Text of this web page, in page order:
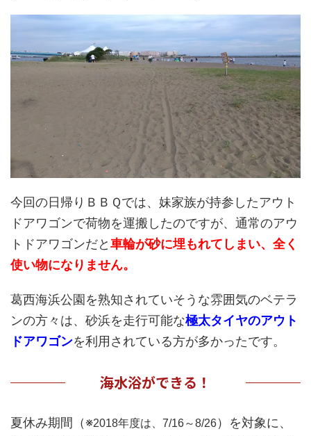
今回の日帰りＢＢＱでは、妹家族が持参したアウト
ドアワゴンで荷物を運搬したのですが、通常のアウ
トドアワゴンだと車輪が砂に埋もれてしまい、全く
使い物になりません。
葛西海浜公園を熟知されていそうな雰囲気のベテラ
ンの方々は、砂浜を走行可能な極太タイヤのアウト
ドアワゴンを利用されている方が多かったです。
海水浴ができる！
夏休み期間（※2018年度は、7/16～8/26）を対象に、